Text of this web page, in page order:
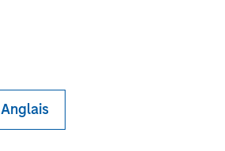
Anglais